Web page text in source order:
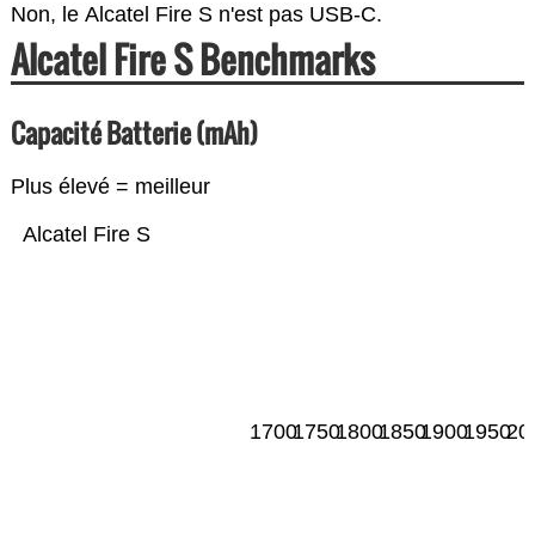
Non, le Alcatel Fire S n'est pas USB-C.
Alcatel Fire S Benchmarks
Capacité Batterie (mAh)
Plus élevé = meilleur
Alcatel Fire S
170017501800185019001950